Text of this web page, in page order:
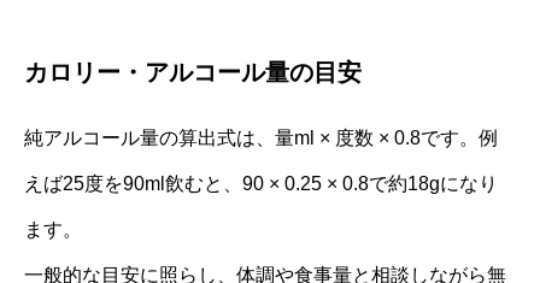
カロリー・アルコール量の目安
純アルコール量の算出式は、量ml × 度数 × 0.8です。例
えば25度を90ml飲むと、90 × 0.25 × 0.8で約18gになり
ます。
一般的な目安に照らし、体調や食事量と相談しながら無